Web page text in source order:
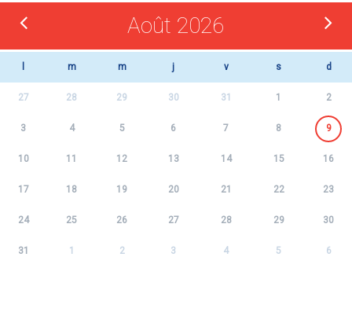
Août 2026
m m j v s d
27 28 29 30 31 1 2
3 4 5 6 7 8 9
10 11 12 13 14 15 16
17 18 19 20 21 22 23
24 25 26 27 28 29 30
31 1 2 3 4 5 6